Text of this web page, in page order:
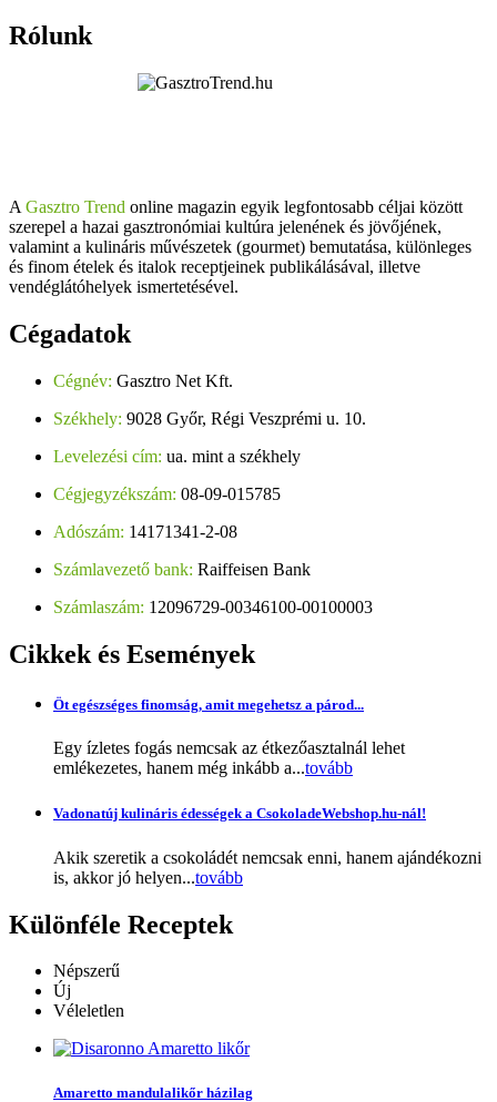
Rólunk
A Gasztro Trend online magazin egyik legfontosabb céljai között
szerepel a hazai gasztronómiai kultúra jelenének és jövőjének,
valamint a kulináris művészetek (gourmet) bemutatása, különleges
és finom ételek és italok receptjeinek publikálásával, illetve
vendéglátóhelyek ismertetésével.
Cégadatok
Cégnév: Gasztro Net Kft.
Székhely: 9028 Győr, Régi Veszprémi u. 10.
Levelezési cím: ua. mint a székhely
Cégjegyzékszám: 08-09-015785
Adószám: 14171341-2-08
Számlavezető bank: Raiffeisen Bank
Számlaszám: 12096729-00346100-00100003
Cikkek és Események
Öt egészséges finomság, amit megehetsz a párod...
Egy ízletes fogás nemcsak az étkezőasztalnál lehet
emlékezetes, hanem még inkább a...tovább
Vadonatúj kulináris édességek a CsokoladeWebshop.hu-nál!
Akik szeretik a csokoládét nemcsak enni, hanem ajándékozni
is, akkor jó helyen...tovább
Különféle Receptek
Népszerű
Új
Véleletlen
Amaretto mandulalikőr házilag